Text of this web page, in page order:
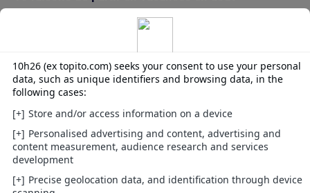
10 pires endroits pour prendre un coup de soleil
LES ARTICLESLES PLUS LUS
Ceux qu'il ne faut surtout pas rater